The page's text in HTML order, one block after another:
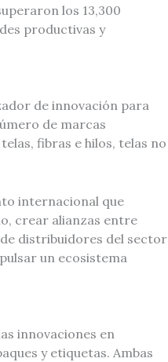
los 13,300
productivas y
de innovación para
de marcas
fibras e hilos, telas no
internacional que
crear alianzas entre
distribuidores del sector
un ecosistema
innovaciones en
y etiquetas. Ambas